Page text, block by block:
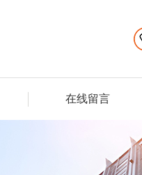
在线留言